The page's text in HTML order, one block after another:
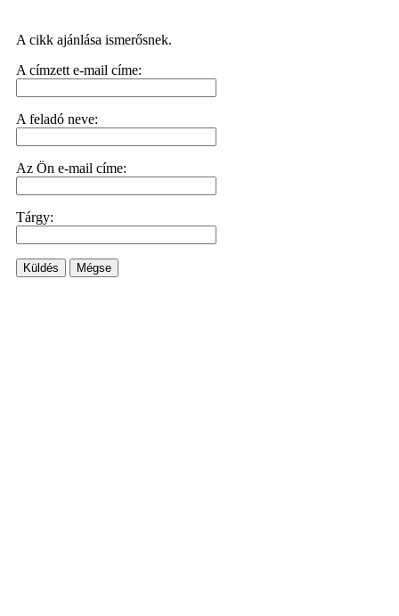
A cikk ajánlása ismerősnek.
A címzett e-mail címe:
A feladó neve:
Az Ön e-mail címe:
Tárgy:
Küldés Mégse